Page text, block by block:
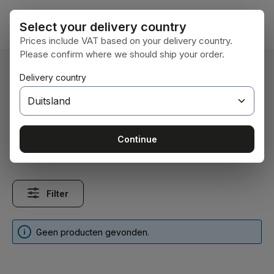
Ga naar de hoofdinhoud
U bent hier: Home
Zahlungsarten
Filter
Geen producten gevonden.
Select your delivery country
Prices include VAT based on your delivery country.
Please confirm where we should ship your order.
Delivery country
Continue